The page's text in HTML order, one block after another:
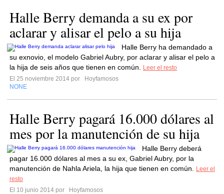
Halle Berry demanda a su ex por
aclarar y alisar el pelo a su hija
Halle Berry ha demandado a
su exnovio, el modelo Gabriel Aubry, por aclarar y alisar el pelo a
la hija de seis años que tienen en común.
Leer el resto
El 25 noviembre 2014 por
Hoyfamosos
NONE
Halle Berry pagará 16.000 dólares al
mes por la manutención de su hija
Halle Berry deberá
pagar 16.000 dólares al mes a su ex, Gabriel Aubry, por la
manutención de Nahla Ariela, la hija que tienen en común.
Leer el
resto
El 10 junio 2014 por
Hoyfamosos